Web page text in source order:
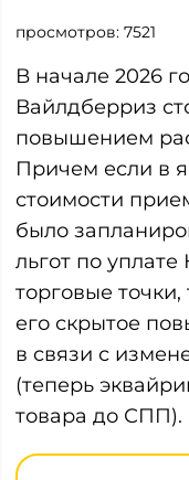
просмотров: 7521
В начале 2026
Вайлдберриз
повышением
Причем если в
стоимости
было
льгот по
торговые
его скрытое
в связи с
(теперь
товара до СПП).